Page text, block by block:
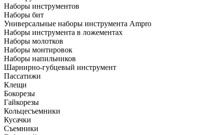
Наборы инструментов
Наборы бит
Универсальные наборы инструмента Ampro
Наборы инструмента в ложементах
Наборы молотков
Наборы монтировок
Наборы напильников
Шарнирно-губцевый инструмент
Пассатижи
Клещи
Бокорезы
Гайкорезы
Кольцесъемники
Кусачки
Съемники